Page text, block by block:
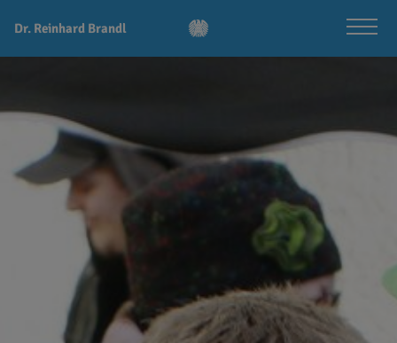
Dr. Reinhard Brandl